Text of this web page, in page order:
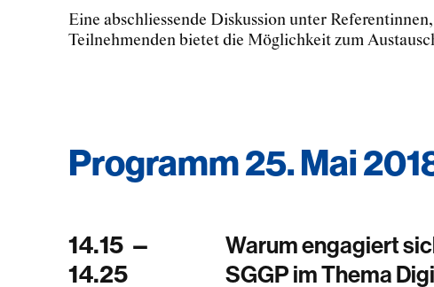
Eine abschliessende Diskussion unter
Teilnehmenden bietet die Möglichkeit zum
Programm 25. Mai
14.15 —
14.25
Warum engagiert
SGGP im Thema